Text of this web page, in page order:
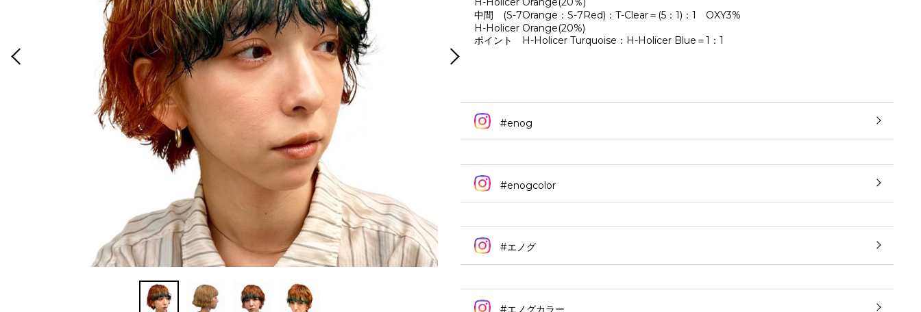
中間 (S-7Orange：S-7Red)：T-Clear＝(5：1)：1 OXY3%
H-Holicer Orange(20%)
ポイント H-Holicer Turquoise：H-Holicer Blue＝1：1
#enog
#enogcolor
#エノグ
#エノグカラー